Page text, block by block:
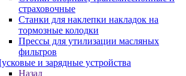
страховочные
Станки для наклепки накладок на
тормозные колодки
Прессы для утилизации масляных
фильтров
и зарядные устройства
Назад